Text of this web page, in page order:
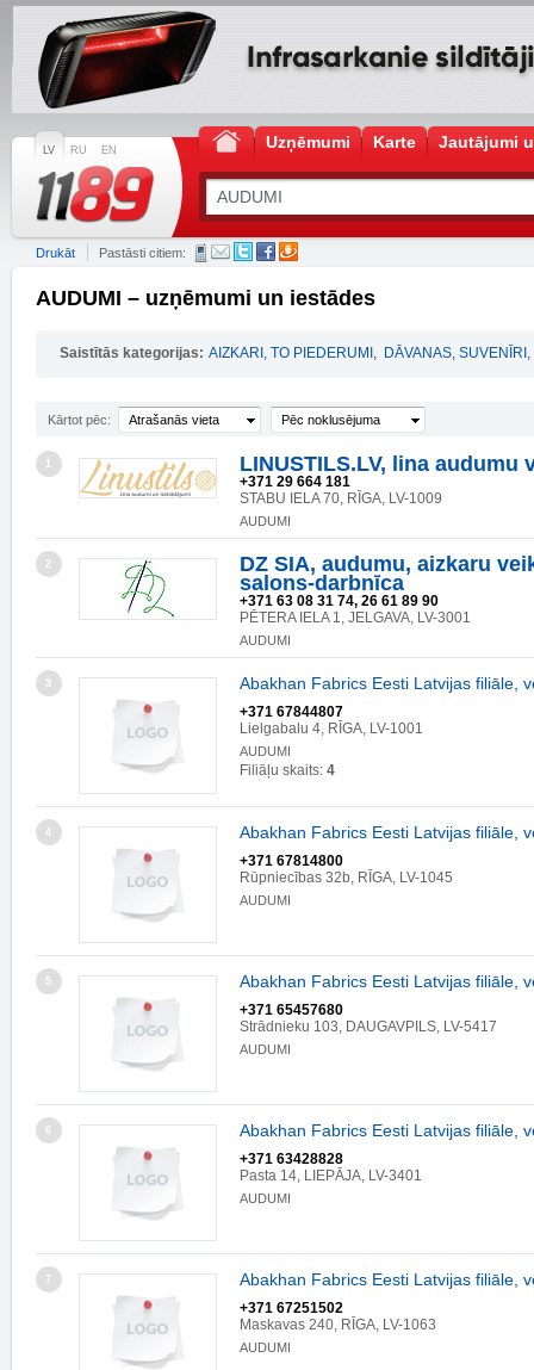
LV RU EN Uzņēmumi Karte Jautājumi
Drukāt Pastāsti citiem:
AUDUMI – uzņēmumi un iestādes
Saistītās kategorijas: AIZKARI, TO PIEDERUMI , DĀVANAS, SUVENĪRI ,
Kārtot pēc: Atrašanās vieta Pēc noklusējuma
1 LINUSTILS.LV, lina audumu
+371 29 664 181
STABU IELA 70, RĪGA, LV-1009
AUDUMI
2
DZ SIA, audumu, aizkaru
salons-darbnīca
+371 63 08 31 74, 26 61 89 90
PĒTERA IELA 1, JELGAVA, LV-3001
AUDUMI
3 Abakhan Fabrics Eesti Latvijas filiāle,
+371 67844807
Lielgabalu 4, RĪGA, LV-1001
AUDUMI
Filiāļu skaits: 4
4 Abakhan Fabrics Eesti Latvijas filiāle,
+371 67814800
Rūpniecības 32b, RĪGA, LV-1045
AUDUMI
5 Abakhan Fabrics Eesti Latvijas filiāle,
+371 65457680
Strādnieku 103, DAUGAVPILS, LV-5417
AUDUMI
6 Abakhan Fabrics Eesti Latvijas filiāle,
+371 63428828
Pasta 14, LIEPĀJA, LV-3401
AUDUMI
7 Abakhan Fabrics Eesti Latvijas filiāle,
+371 67251502
Maskavas 240, RĪGA, LV-1063
AUDUMI